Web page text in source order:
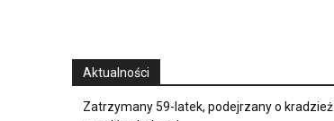
Aktualności
Zatrzymany 59-latek, podejrzany o kradzież